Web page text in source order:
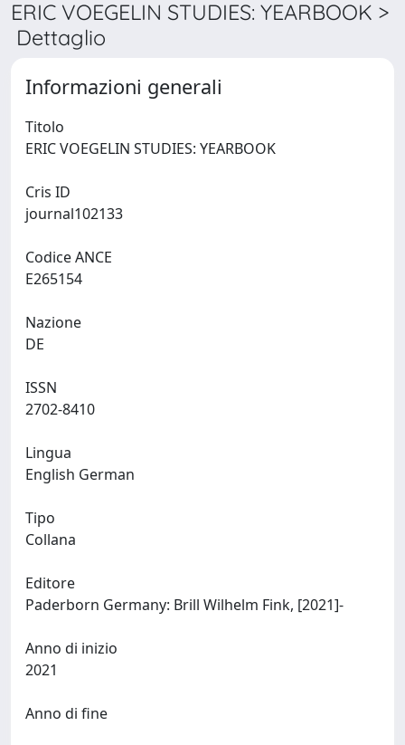
ERIC VOEGELIN STUDIES: YEARBOOK >
Dettaglio
Informazioni generali
Titolo
Cris ID
Codice ANCE
Nazione
ISSN
Lingua
Tipo
Collana
Editore
Anno di inizio
Anno di fine